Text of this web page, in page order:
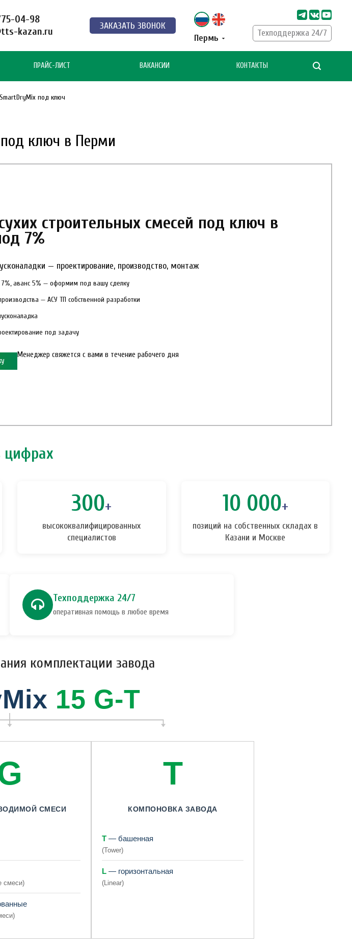
04-98
kazan.ru
ЗАКАЗАТЬ ЗВОНОК
Пермь
Техподдержка 24/7
ПРАЙС-ЛИСТ ВАКАНСИИ КОНТАКТЫ
ключ в Перми
под ключ
строительных смесей под ключ в
7%
— проектирование, производство, монтаж
аванс 5% — оформим под вашу сделку
— АСУ ТП собственной разработки
под задачу
Менеджер свяжется с вами в течение рабочего дня
цифрах
300+
высококвалифицированных
специалистов
10 000+
позиций на собственных складах в
Казани и Москве
Техподдержка 24/7
оперативная помощь в любое время
комплектации завода
15 G-T
СМЕСИ
смеси)
T
КОМПОНОВКА ЗАВОДА
T — башенная
(Tower)
L — горизонтальная
(Linear)